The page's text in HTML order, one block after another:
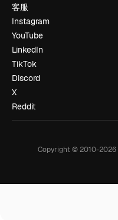
客服
Instagram
YouTube
LinkedIn
TikTok
Discord
X
Reddit
Copyright © 2010-2026